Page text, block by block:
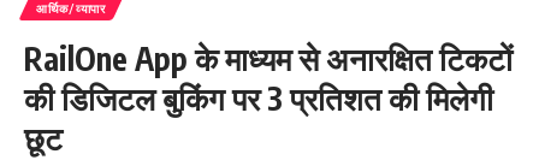
आर्थिक/व्यापार
RailOne App के माध्यम से अनारक्षित टिकटों
की डिजिटल बुकिंग पर 3 प्रतिशत की मिलेगी
छूट